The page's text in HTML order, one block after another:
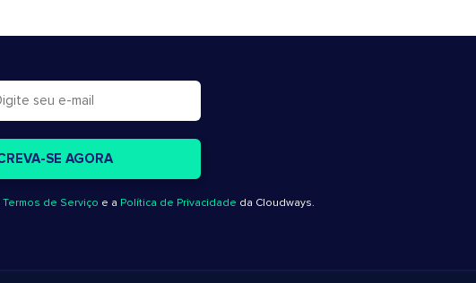
Termos de Serviço e a Política de Privacidade da Cloudways.